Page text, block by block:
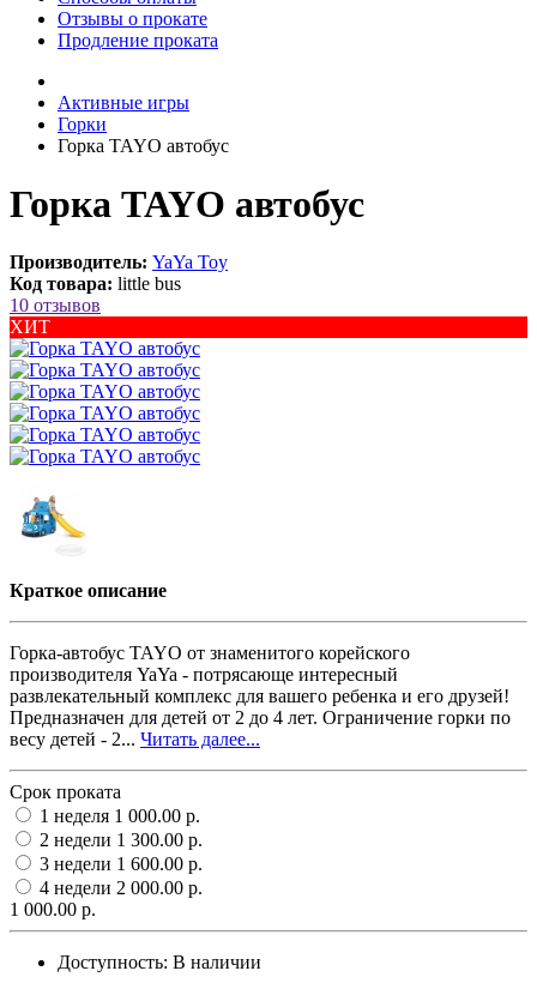
Отзывы о прокате
Продление проката
Активные игры
Горки
Горка TAYO автобус
Горка TAYO автобус
Производитель: YaYa Toy
Код товара: little bus
10 отзывов
ХИТ
Краткое описание
Горка-автобус TAYO от знаменитого корейского
производителя YaYa - потрясающе интересный
развлекательный комплекс для вашего ребенка и его друзей!
Предназначен для детей от 2 до 4 лет. Ограничение горки по
весу детей - 2... Читать далее...
Срок проката
1 неделя 1 000.00 р.
2 недели 1 300.00 р.
3 недели 1 600.00 р.
4 недели 2 000.00 р.
1 000.00 р.
Доступность: В наличии